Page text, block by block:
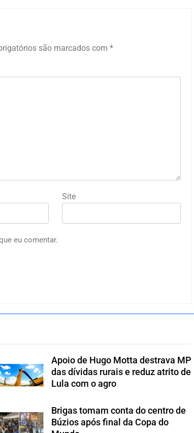
são marcados com *
Site
eu comentar.
Apoio de Hugo Motta destrava MP
das dívidas rurais e reduz atrito de
Lula com o agro
Brigas tomam conta do centro de
Búzios após final da Copa do